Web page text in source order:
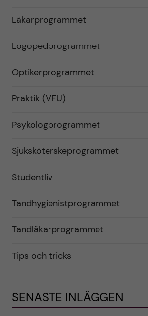
Läkarprogrammet
Logopedprogrammet
Optikerprogrammet
Praktik (VFU)
Psykologprogrammet
Sjuksköterskeprogrammet
Studentliv
Tandhygienistprogrammet
Tandläkarprogrammet
Tips och tricks
SENASTE INLÄGGEN